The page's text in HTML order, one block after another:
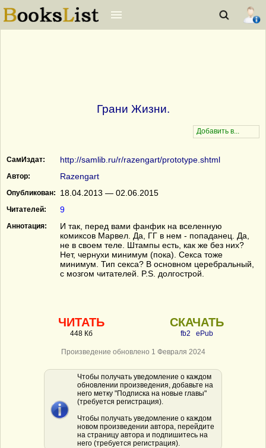
Грани Жизни.
СамИздат: http://samlib.ru/r/razengart/prototype.shtml
Автор: Razengart
Опубликован: 18.04.2013 — 02.06.2015
Читателей: 9
Аннотация:
И так, перед вами фанфик на вселенную
комиксов Марвел. Да, ГГ в нем - попаданец. Да,
не в своем теле. Штампы есть, как же без них?
Нет, чернухи минимум (пока). Секса тоже
минимум. Тип секса? В основном церебральный,
с мозгом читателей. P.S. долгострой.
ЧИТАТЬ
448 Кб
СКАЧАТЬ
fb2 ePub
Произведение обновлено 1 Февраля 2024
Чтобы получать уведомление о каждом
обновлении произведения, добавьте на
него метку "Подписка на новые главы"
(требуется регистрация).
Чтобы получать уведомление о каждом
новом произведении автора, перейдите
на страницу автора и подпишитесь на
него (требуется регистрация).